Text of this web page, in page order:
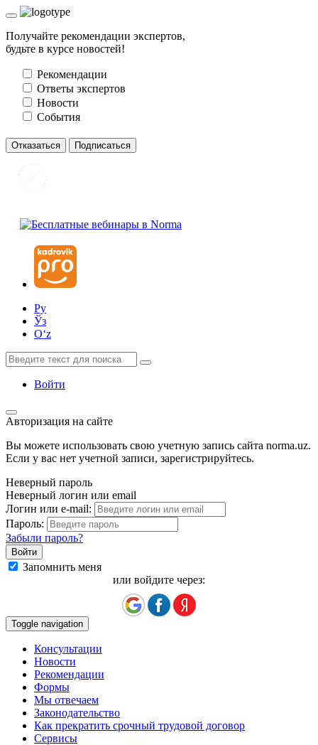
Получайте рекомендации экспертов,
будьте в курсе новостей!
Рекомендации
Ответы экспертов
Новости
События
Отказаться Подписаться
Ру
Ўз
Oʻz
Войти
Авторизация на сайте
Вы можете использовать свою учетную запись сайта norma.uz.
Если у вас нет учетной записи, зарегистрируйтесь.
Неверный пароль
Неверный логин или email
Логин или e-mail:
Пароль:
Забыли пароль?
Запомнить меня
или войдите через:
Toggle navigation
Консультации
Новости
Рекомендации
Формы
Мы отвечаем
Законодательство
Как прекратить срочный трудовой договор
Сервисы